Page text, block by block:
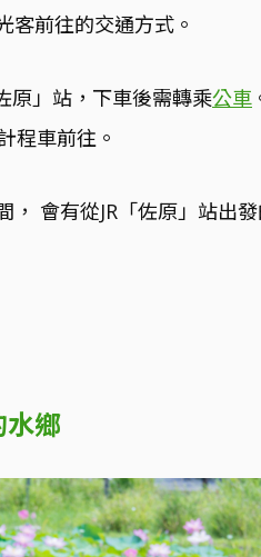
客前往的交通方式。
原」站，下車後需轉乘公車
程車前往。
會有從JR「佐原」站出
水鄉